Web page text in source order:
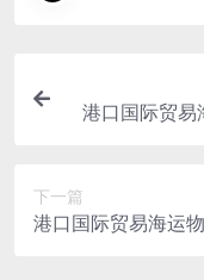
港口国际贸易
下一篇
港口国际贸易海运